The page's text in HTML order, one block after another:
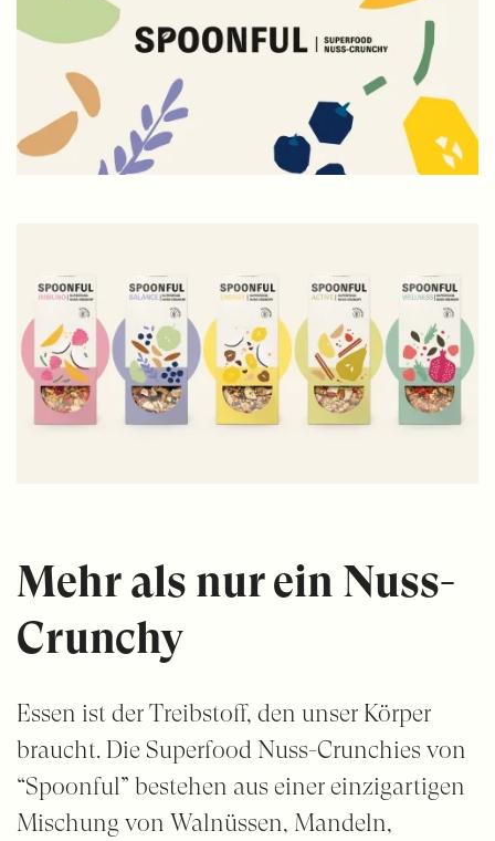
Mehr als nur ein Nuss-
Crunchy
Essen ist der Treibstoff, den unser Körper
braucht. Die Superfood Nuss-Crunchies von
“Spoonful” bestehen aus einer einzigartigen
Mischung von Walnüssen, Mandeln,